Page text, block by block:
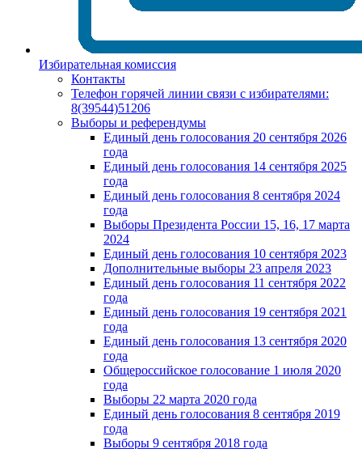
Избирательная комиссия
Контакты
Телефон горячей линии связи с избирателями:
8(39544)51206
Выборы и референдумы
Единый день голосования 20 сентября 2026
года
Единый день голосования 14 сентября 2025
года
Единый день голосования 8 сентября 2024
года
Выборы Президента России 15, 16, 17 марта
2024
Единый день голосования 10 сентября 2023
Дополнительные выборы 23 апреля 2023
Единый день голосования 11 сентября 2022
года
Единый день голосования 19 сентября 2021
года
Единый день голосования 13 сентября 2020
года
Общероссийское голосование 1 июля 2020
года
Выборы 22 марта 2020 года
Единый день голосования 8 сентября 2019
года
Выборы 9 сентября 2018 года